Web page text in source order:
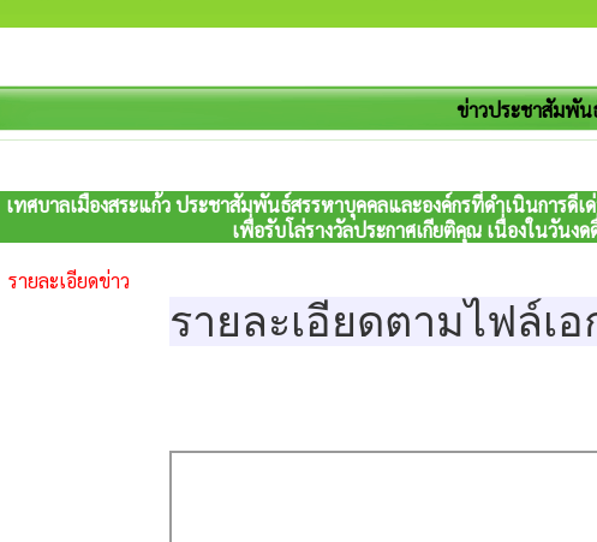
ข่าวประชาสัมพัน
เทศบาลเมืองสระแก้ว ประชาสัมพันธ์สรรหาบุคคลและองค์กรที่ดำเนินการดี
เพื่อรับโล่รางวัลประกาศเกียติคุณ เนื่องในวันง
รายละเอียดข่าว
รายละเอียดตามไฟล์เ